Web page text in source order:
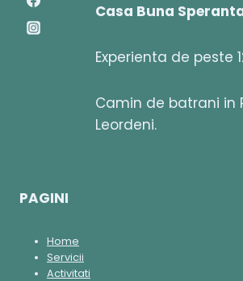
Casa Buna
Experienta de peste
Camin de batrani in
Leordeni.
PAGINI
Home
Servicii
Activitati